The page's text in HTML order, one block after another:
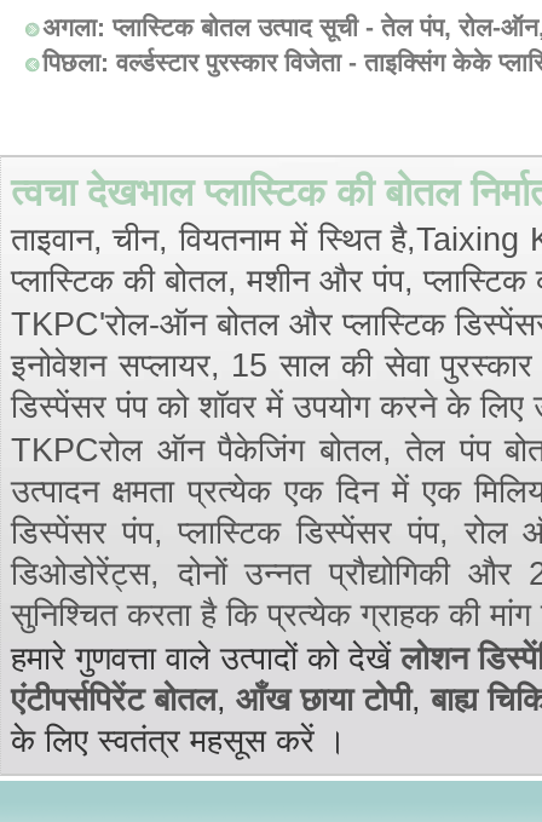
अगला:प्लास्टिक बोतल उत्पाद सूची - तेल पंप, रोल-
पिछला:वर्ल्डस्टार पुरस्कार विजेता - ताइक्सिंग केके
त्वचा देखभाल प्लास्टिक की बोतल
ताइवान, चीन, वियतनाम में स्थित
प्लास्टिक की बोतल, मशीन और पंप, प्लास्टिक
TKPC'रोल-ऑन बोतल और प्लास्टिक डिस्पेंसर
इनोवेशन सप्लायर, 15 साल की सेवा पुरस्कार
डिस्पेंसर पंप को शॉवर में उपयोग करने के लिए
TKPCरोल ऑन पैकेजिंग बोतल, तेल पंप
उत्पादन क्षमता प्रत्येक एक दिन में एक
डिस्पेंसर पंप, प्लास्टिक डिस्पेंसर पंप,
डिओडोरेंट्स, दोनों उन्नत प्रौद्योगिकी
सुनिश्चित करता है कि प्रत्येक ग्राहक की मांग
हमारे गुणवत्ता वाले उत्पादों को देखेंलोशन
एंटीपर्सपिरेंट बोतल, आँख छाया टोपी,बाह्य
के लिए स्वतंत्र महसूस करें ।